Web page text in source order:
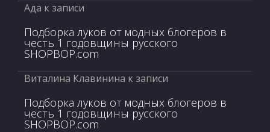
Ада к записи
Подборка луков от модных блогеров в
честь 1 годовщины русского
SHOPBOP.com
Виталина Клавинина к записи
Подборка луков от модных блогеров в
честь 1 годовщины русского
SHOPBOP.com